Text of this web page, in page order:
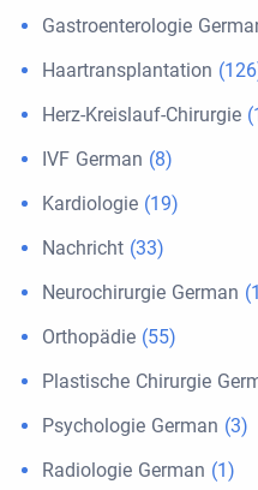
Gastroenterologie
Haartransplantation
Herz-Kreislauf-Chirurgie
IVF German (8)
Kardiologie (19)
Nachricht (33)
Neurochirurgie German
Orthopädie (55)
Plastische Chirurgie
Psychologie German (3)
Radiologie German (1)